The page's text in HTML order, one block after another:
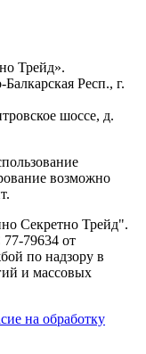
Трейд».
Респ., г.
шоссе, д.
возможно
Секретно Трейд".
79634 от
по надзору в
и массовых
на обработку